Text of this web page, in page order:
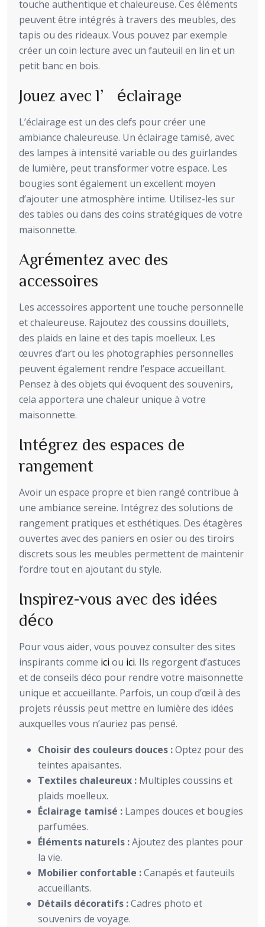
touche authentique et chaleureuse. Ces éléments
peuvent être intégrés à travers des meubles, des
tapis ou des rideaux. Vous pouvez par exemple
créer un coin lecture avec un fauteuil en lin et un
petit banc en bois.
Jouez avec l’éclairage
L’éclairage est un des clefs pour créer une
ambiance chaleureuse. Un éclairage tamisé, avec
des lampes à intensité variable ou des guirlandes
de lumière, peut transformer votre espace. Les
bougies sont également un excellent moyen
d’ajouter une atmosphère intime. Utilisez-les sur
des tables ou dans des coins stratégiques de votre
maisonnette.
Agrémentez avec des
accessoires
Les accessoires apportent une touche personnelle
et chaleureuse. Rajoutez des coussins douillets,
des plaids en laine et des tapis moelleux. Les
œuvres d’art ou les photographies personnelles
peuvent également rendre l’espace accueillant.
Pensez à des objets qui évoquent des souvenirs,
cela apportera une chaleur unique à votre
maisonnette.
Intégrez des espaces de
rangement
Avoir un espace propre et bien rangé contribue à
une ambiance sereine. Intégrez des solutions de
rangement pratiques et esthétiques. Des étagères
ouvertes avec des paniers en osier ou des tiroirs
discrets sous les meubles permettent de maintenir
l’ordre tout en ajoutant du style.
Inspirez-vous avec des idées
déco
Pour vous aider, vous pouvez consulter des sites
inspirants comme ici ou ici. Ils regorgent d’astuces
et de conseils déco pour rendre votre maisonnette
unique et accueillante. Parfois, un coup d’œil à des
projets réussis peut mettre en lumière des idées
auxquelles vous n’auriez pas pensé.
Choisir des couleurs douces :Optez pour des
teintes apaisantes.
Textiles chaleureux : Multiples coussins et
plaids moelleux.
Éclairage tamisé : Lampes douces et bougies
parfumées.
Éléments naturels :Ajoutez des plantes pour
la vie.
Mobilier confortable :Canapés et fauteuils
accueillants.
Détails décoratifs :Cadres photo et
souvenirs de voyage.